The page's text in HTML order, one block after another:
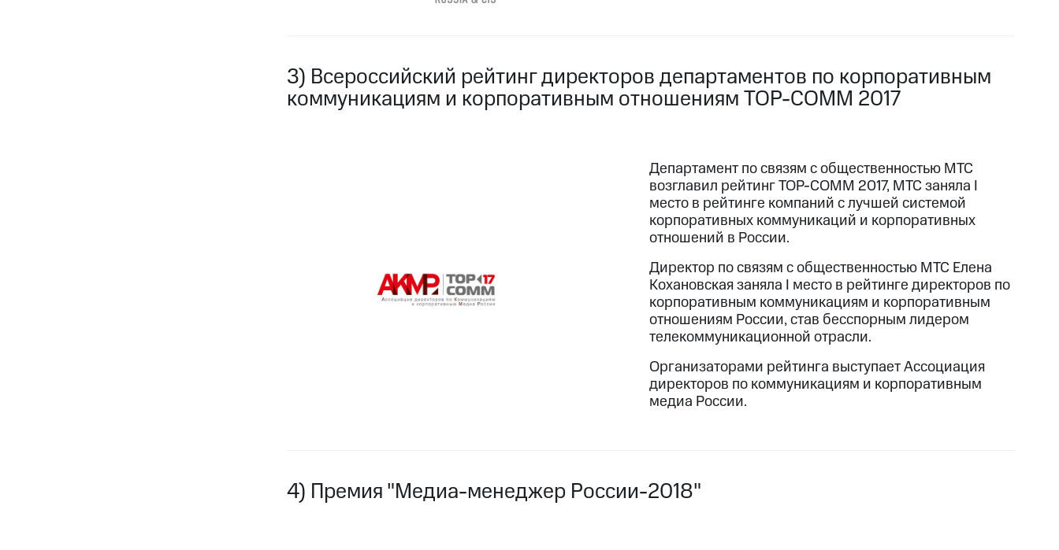
3) Всероссийский рейтинг директоров департаментов по корпоративным
коммуникациям и корпоративным отношениям TOP-COMM 2017
Департамент по связям с общественностью МТС
возглавил рейтинг TOP-COMM 2017, МТС заняла I
место в рейтинге компаний с лучшей системой
корпоративных коммуникаций и корпоративных
отношений в России.
Директор по связям с общественностью МТС Елена
Кохановская заняла I место в рейтинге директоров по
корпоративным коммуникациям и корпоративным
отношениям России, став бесспорным лидером
телекоммуникационной отрасли.
Организаторами рейтинга выступает Ассоциация
директоров по коммуникациям и корпоративным
медиа России.
4) Премия "Медиа-менеджер России-2018"